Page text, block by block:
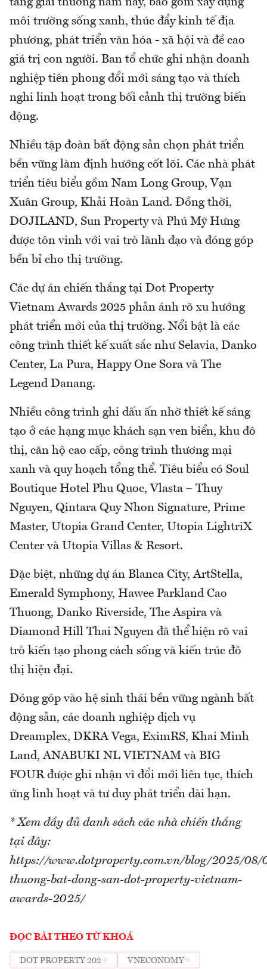
tảng giải thưởng năm nay, bao gồm xây dựng
môi trường sống xanh, thúc đẩy kinh tế địa
phương, phát triển văn hóa - xã hội và đề cao
giá trị con người. Ban tổ chức ghi nhận doanh
nghiệp tiên phong đổi mới sáng tạo và thích
nghi linh hoạt trong bối cảnh thị trường biến
động.
Nhiều tập đoàn bất động sản chọn phát triển
bền vững làm định hướng cốt lõi. Các nhà phát
triển tiêu biểu gồm Nam Long Group, Vạn
Xuân Group, Khải Hoàn Land. Đồng thời,
DOJILAND, Sun Property và Phú Mỹ Hưng
được tôn vinh với vai trò lãnh đạo và đóng góp
bền bỉ cho thị trường.
Các dự án chiến thắng tại Dot Property
Vietnam Awards 2025 phản ánh rõ xu hướng
phát triển mới của thị trường. Nổi bật là các
công trình thiết kế xuất sắc như Selavia, Danko
Center, La Pura, Happy One Sora và The
Legend Danang.
Nhiều công trình ghi dấu ấn nhờ thiết kế sáng
tạo ở các hạng mục khách sạn ven biển, khu đô
thị, căn hộ cao cấp, công trình thương mại
xanh và quy hoạch tổng thể. Tiêu biểu có Soul
Boutique Hotel Phu Quoc, Vlasta – Thuy
Nguyen, Qintara Quy Nhon Signature, Prime
Master, Utopia Grand Center, Utopia LightriX
Center và Utopia Villas & Resort.
Đặc biệt, những dự án Blanca City, ArtStella,
Emerald Symphony, Hawee Parkland Cao
Thuong, Danko Riverside, The Aspira và
Diamond Hill Thai Nguyen đã thể hiện rõ vai
trò kiến tạo phong cách sống và kiến trúc đô
thị hiện đại.
Đóng góp vào hệ sinh thái bền vững ngành bất
động sản, các doanh nghiệp dịch vụ
Dreamplex, DKRA Vega, EximRS, Khai Minh
Land, ANABUKI NL VIETNAM và BIG
FOUR được ghi nhận vì đổi mới liên tục, thích
ứng linh hoạt và tư duy phát triển dài hạn.
* Xem đầy đủ danh sách các nhà chiến thắng
tại đây:
https://www.dotproperty.com.vn/blog/2025/08/
thuong-bat-dong-san-dot-property-vietnam-
awards-2025/
ĐỌC BÀI THEO TỪ KHOÁ
DOT PROPERTY 202 VNECONOMY